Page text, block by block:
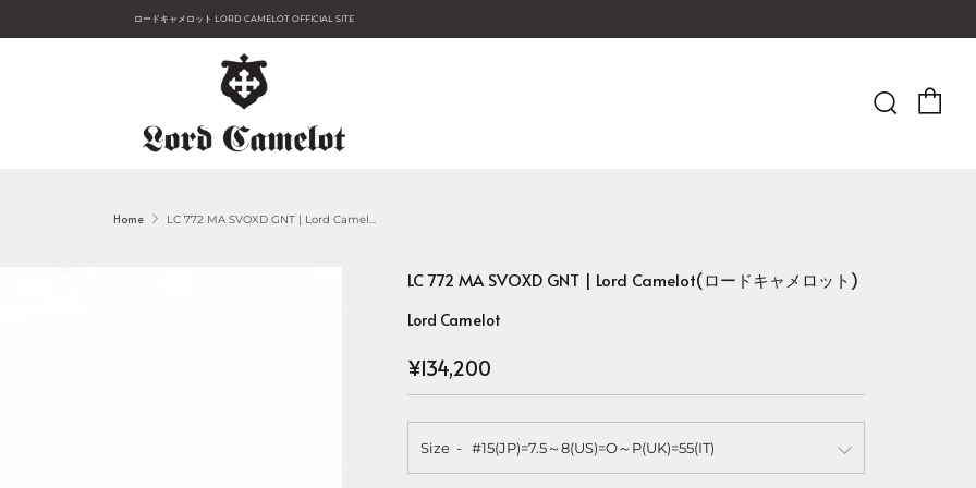
ロードキャメロット LORD CAMELOT OFFICIAL SITE
Search
Home LC 772 MA SVOXD GNT | Lord Camel...
LC 772 MA SVOXD GNT | Lord Camelot(ロードキャメロット)
Lord Camelot
Regular
price
¥134,200
Size